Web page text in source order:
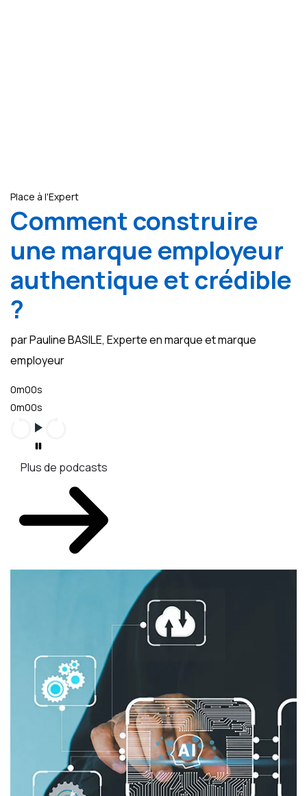
Place à l'Expert
Comment construire
une marque employeur
authentique et crédible
?
par Pauline BASILE, Experte en marque et marque
employeur
0m00s
0m00s
Plus de podcasts